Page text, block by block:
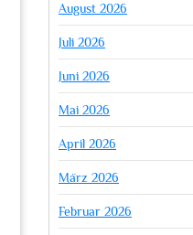
August 2026
Juli 2026
Juni 2026
Mai 2026
April 2026
März 2026
Februar 2026